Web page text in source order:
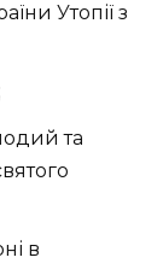
Утопії з
та
в